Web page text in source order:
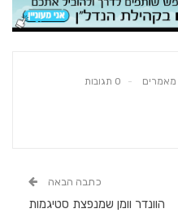
0 תגובות
כתבה הבאה
הוונדר וומן שמנפצת סטיגמות